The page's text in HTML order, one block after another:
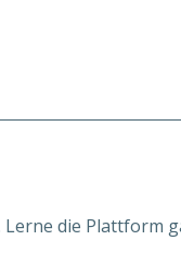
Lerne die Plattform